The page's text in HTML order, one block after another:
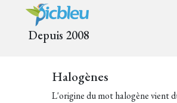
Depuis 2008
Halogènes
L'origine du mot halogène vient